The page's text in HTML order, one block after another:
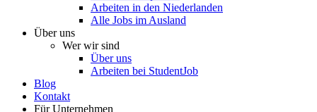
Arbeiten in den Niederlanden
Alle Jobs im Ausland
Über uns
Wer wir sind
Über uns
Arbeiten bei StudentJob
Blog
Kontakt
Für Unternehmen